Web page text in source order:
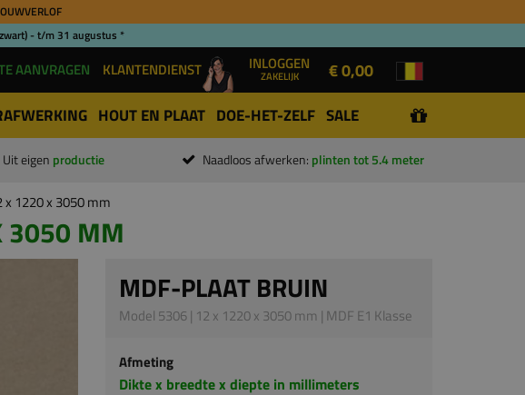
- t/m 31 augustus *
AANVRAGEN KLANTENDIENST INLOGGEN
ZAKELIJK € 0,00
HOUT EN PLAAT DOE-HET-ZELF SALE
Uit eigen productie Naadloos afwerken: plinten tot 5.4 meter
1220 x 3050 mm
3050 MM
MDF-PLAAT BRUIN
Model 5306 | 12 x 1220 x 3050 mm | MDF E1 Klasse
Afmeting
Dikte x breedte x diepte in millimeters